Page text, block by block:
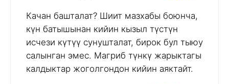
Качан башталат? Шиит мазхабы боюнча,
күн батышынан кийин кызыл түстүн
исчези күтүү сунушталат, бирок бул тыюу
салынган эмес. Магриб түнкү жарыктагы
калдыктар жоголгондон кийин аяктайт.